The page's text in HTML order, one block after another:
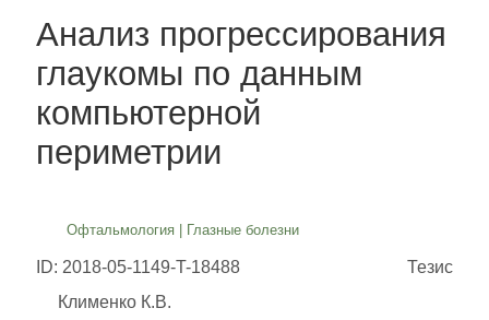
Анализ прогрессирования
глаукомы по данным
компьютерной
периметрии
Офтальмология Глазные болезни
ID: 2018-05-1149-T-18488
Тезис
Клименко К.В.